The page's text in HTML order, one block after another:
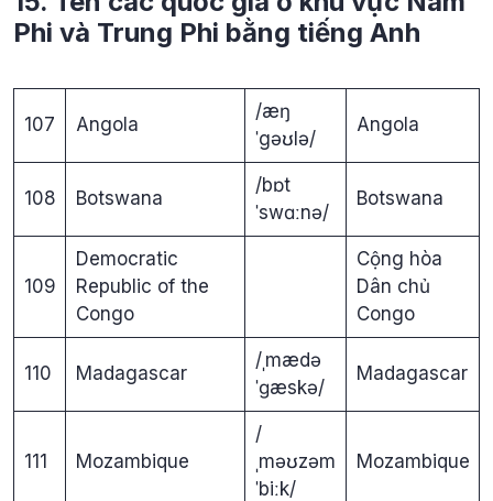
Phi và Trung Phi bằng tiếng Anh
107 Angola
/æŋ
ˈgəʊlə/
Angola
108 Botswana
/bɒt
ˈswɑːnə/
Botswana
109
Democratic
Republic of the
Congo
Cộng hòa
Dân chủ
Congo
110 Madagascar
/ˌmædə
ˈɡæskə/
Madagascar
111 Mozambique
/
ˌməʊzəm
ˈbiːk/
Mozambique